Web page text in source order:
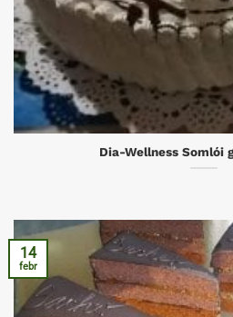
Dia-Wellness Somlói
14
febr